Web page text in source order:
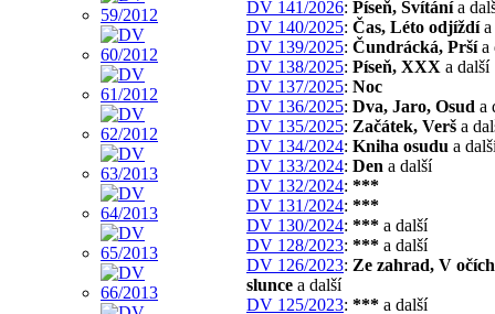
DV 141/2026: Píseň, Svítánía
DV 140/2025: Čas, Léto odjíždía
DV 139/2025: Čundrácká, Pršía
DV 138/2025: Píseň, XXX a další
DV 137/2025: Noc
DV 136/2025: Dva, Jaro, Osud a
DV 135/2025: Začátek, Verš a
DV 134/2024: Kniha osudu a
DV 133/2024: Den a další
DV 132/2024: ***
DV 131/2024: ***
DV 130/2024: *** a další
DV 128/2023: *** a další
DV 126/2023: Ze zahrad, V
slunce a další
DV 125/2023: *** a další